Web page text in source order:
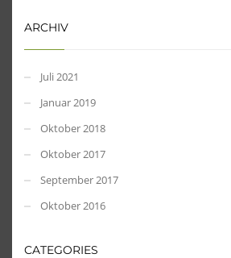
ARCHIV
Juli 2021
Januar 2019
Oktober 2018
Oktober 2017
September 2017
Oktober 2016
CATEGORIES